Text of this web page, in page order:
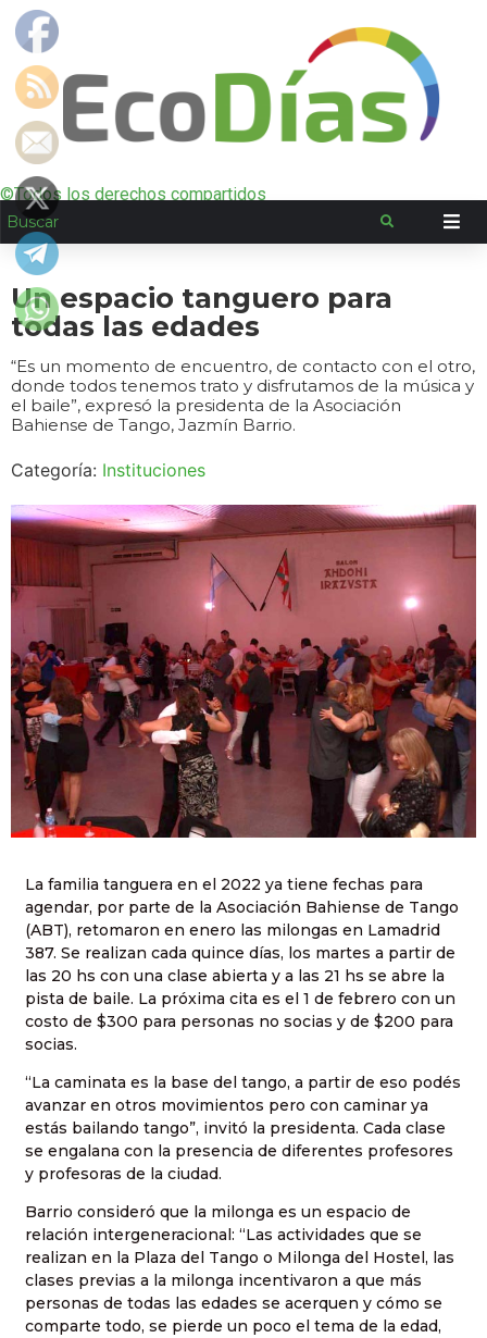
©Todos los derechos compartidos
Un espacio tanguero para
todas las edades
“Es un momento de encuentro, de contacto con el otro,
donde todos tenemos trato y disfrutamos de la música y
el baile”, expresó la presidenta de la Asociación
Bahiense de Tango, Jazmín Barrio.
Categoría: Instituciones
La familia tanguera en el 2022 ya tiene fechas para
agendar, por parte de la Asociación Bahiense de Tango
(ABT), retomaron en enero las milongas en Lamadrid
387. Se realizan cada quince días, los martes a partir de
las 20 hs con una clase abierta y a las 21 hs se abre la
pista de baile. La próxima cita es el 1 de febrero con un
costo de $300 para personas no socias y de $200 para
socias.
“La caminata es la base del tango, a partir de eso podés
avanzar en otros movimientos pero con caminar ya
estás bailando tango”, invitó la presidenta. Cada clase
se engalana con la presencia de diferentes profesores
y profesoras de la ciudad.
Barrio consideró que la milonga es un espacio de
relación intergeneracional: “Las actividades que se
realizan en la Plaza del Tango o Milonga del Hostel, las
clases previas a la milonga incentivaron a que más
personas de todas las edades se acerquen y cómo se
comparte todo, se pierde un poco el tema de la edad,